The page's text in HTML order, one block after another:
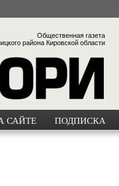
Общественная газета
района Кировской области
САЙТЕ ПОДПИСКА